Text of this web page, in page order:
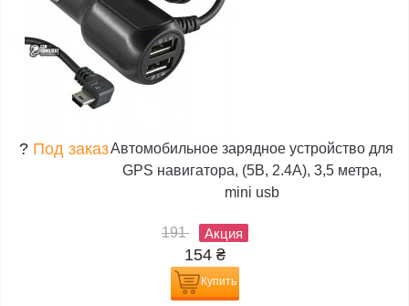
? Под заказАвтомобильное зарядное устройство для
GPS навигатора, (5В, 2.4А), 3,5 метра,
mini usb
191 Акция
154 ₴
Купить